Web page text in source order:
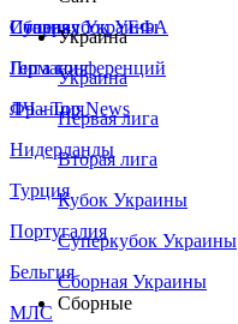
Сборная Украины
Италия
Германия
Франция
Нидерланды
Турция
Португалия
Бельгия
МЛС
Суперкубок УЕФА
Лига конференций
ЛЧ - Top News
Украина
Украина
Первая лига
Вторая лига
Кубок Украины
Суперкубок Украины
Сборная Украины
Сборные